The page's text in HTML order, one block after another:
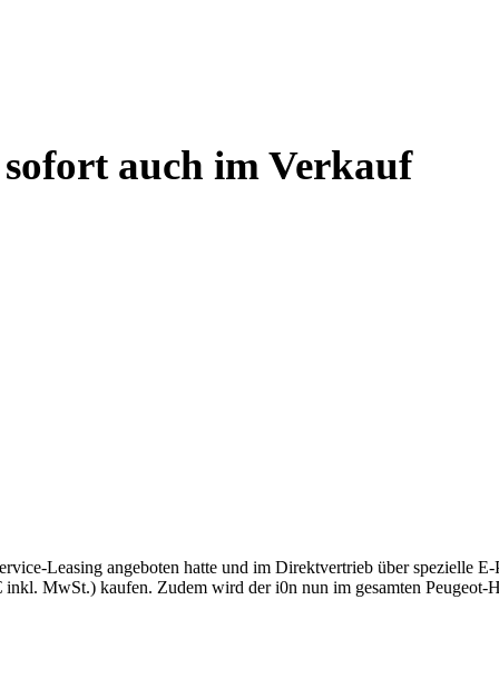
auch im Verkauf
Leasing angeboten hatte und im Direktvertrieb über spezielle
MwSt.) kaufen. Zudem wird der i0n nun im gesamten Peugeot-